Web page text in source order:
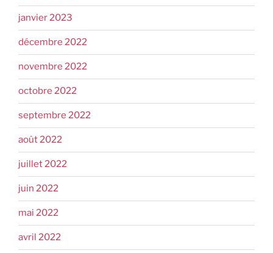
janvier 2023
décembre 2022
novembre 2022
octobre 2022
septembre 2022
août 2022
juillet 2022
juin 2022
mai 2022
avril 2022